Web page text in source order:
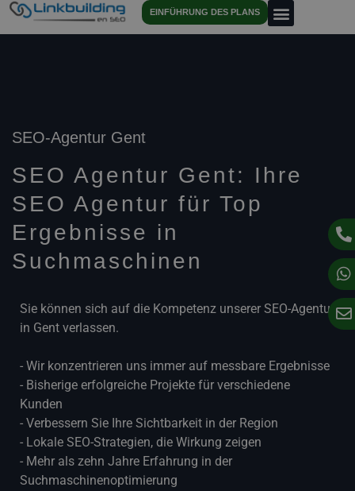
EINFÜHRUNG DES PLANS
SEO-Agentur Gent
SEO Agentur Gent: Ihre
SEO Agentur für Top
Ergebnisse in
Suchmaschinen
Sie können sich auf die Kompetenz unserer SEO-Agentur
in Gent verlassen.
- Wir konzentrieren uns immer auf messbare Ergebnisse
- Bisherige erfolgreiche Projekte für verschiedene
Kunden
- Verbessern Sie Ihre Sichtbarkeit in der Region
- Lokale SEO-Strategien, die Wirkung zeigen
- Mehr als zehn Jahre Erfahrung in der
Suchmaschinenoptimierung